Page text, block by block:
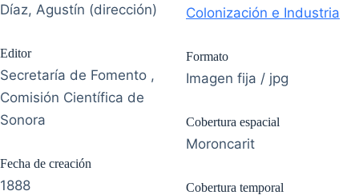
Díaz, Agustín (dirección)
Editor
Secretaría de Fomento ,
Comisión Científica de
Sonora
Fecha de creación
1888
Colonización e Industria
Formato
Imagen fija / jpg
Cobertura espacial
Moroncarit
Cobertura temporal